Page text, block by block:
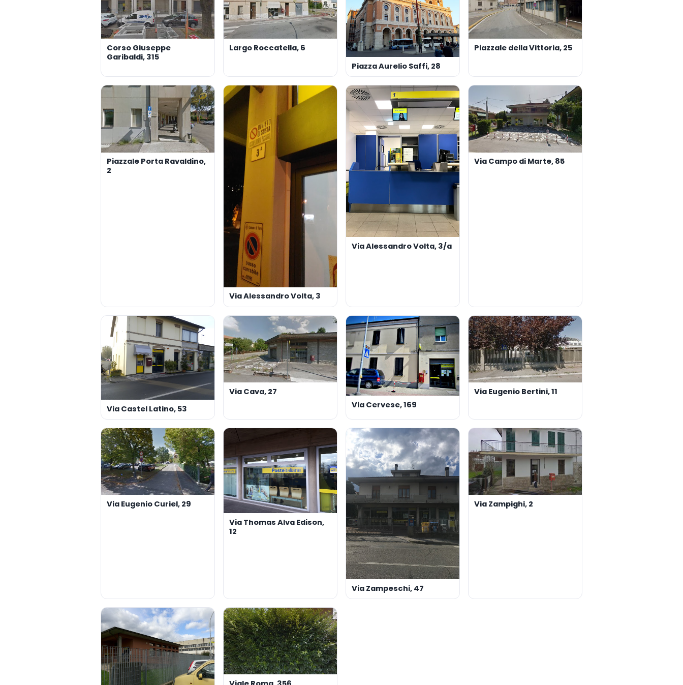
Corso Giuseppe
Garibaldi, 315
Largo Roccatella, 6
Piazza Aurelio Saffi, 28
Piazzale della Vittoria, 25
Piazzale Porta Ravaldino,
2
Via Alessandro Volta, 3
Via Alessandro Volta, 3/a
Via Campo di Marte, 85
Via Castel Latino, 53
Via Cava, 27
Via Cervese, 169
Via Eugenio Bertini, 11
Via Eugenio Curiel, 29
Via Thomas Alva Edison,
12
Via Zampeschi, 47
Via Zampighi, 2